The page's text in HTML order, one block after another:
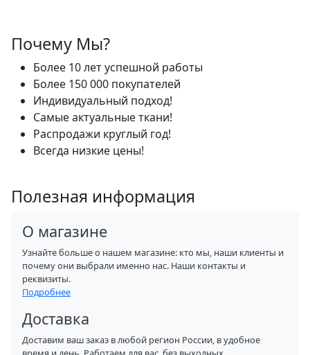
Почему Мы?
Более 10 лет успешной работы
Более 150 000 покупателей
Индивидуальный подход!
Самые актуальные ткани!
Распродажи круглый год!
Всегда низкие цены!
Полезная информация
О магазине
Узнайте больше о нашем магазине: кто мы, наши клиенты и
почему они выбрали именно нас. Наши контакты и
реквизиты.
Подробнее
Доставка
Доставим ваш заказ в любой регион России, в удобное